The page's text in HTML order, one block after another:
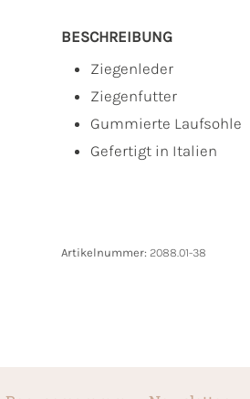
BESCHREIBUNG
Ziegenleder
Ziegenfutter
Gummierte Laufsohle
Gefertigt in Italien
Artikelnummer: 2088.01-38